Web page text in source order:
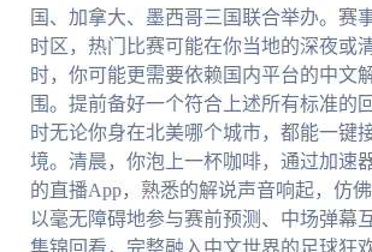
国、加拿大、墨西哥三国联合举办。赛
时区，热门比赛可能在你当地的深夜或
时，你可能更需要依赖国内平台的中文
围。提前备好一个符合上述所有标准的
时无论你身在北美哪个城市，都能一键
境。清晨，你泡上一杯咖啡，通过加速
的直播App，熟悉的解说声音响起，仿
以毫无障碍地参与赛前预测、中场弹幕
集锦回看，完整融入中文世界的足球狂